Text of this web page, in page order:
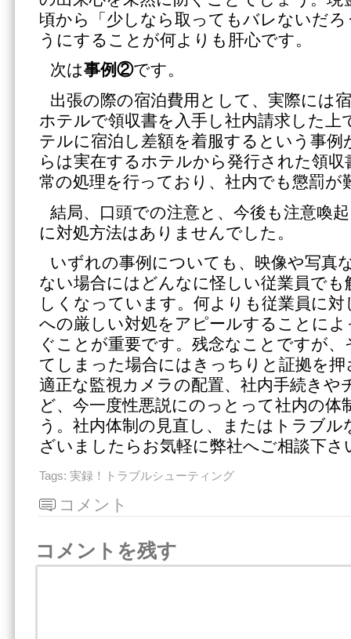
頃から「少しなら取ってもバレないだ
うにすることが何よりも肝心です。
次は事例②です。
出張の際の宿泊費用として、実際には
ホテルで領収書を入手し社内請求した上
テルに宿泊し差額を着服するという事
らは実在するホテルから発行された領
常の処理を行っており、社内でも懲罰が
結局、口頭での注意と、今後も注意喚
に対処方法はありませんでした。
いずれの事例についても、映像や写真
ない場合にはどんなに怪しい従業員でも
しくなっています。何よりも従業員に
への厳しい対処をアピールすることに
ぐことが重要です。残念なことですが
てしまった場合にはきっちりと証拠を
適正な監視カメラの配置、社内手続きや
ど、今一度性悪説にのっとって社内の体
う。社内体制の見直し、またはトラブ
ざいましたらお気軽に弊社へご相談下さ
Tags: 実録！トラブルシューティング
コメント
コメントを残す